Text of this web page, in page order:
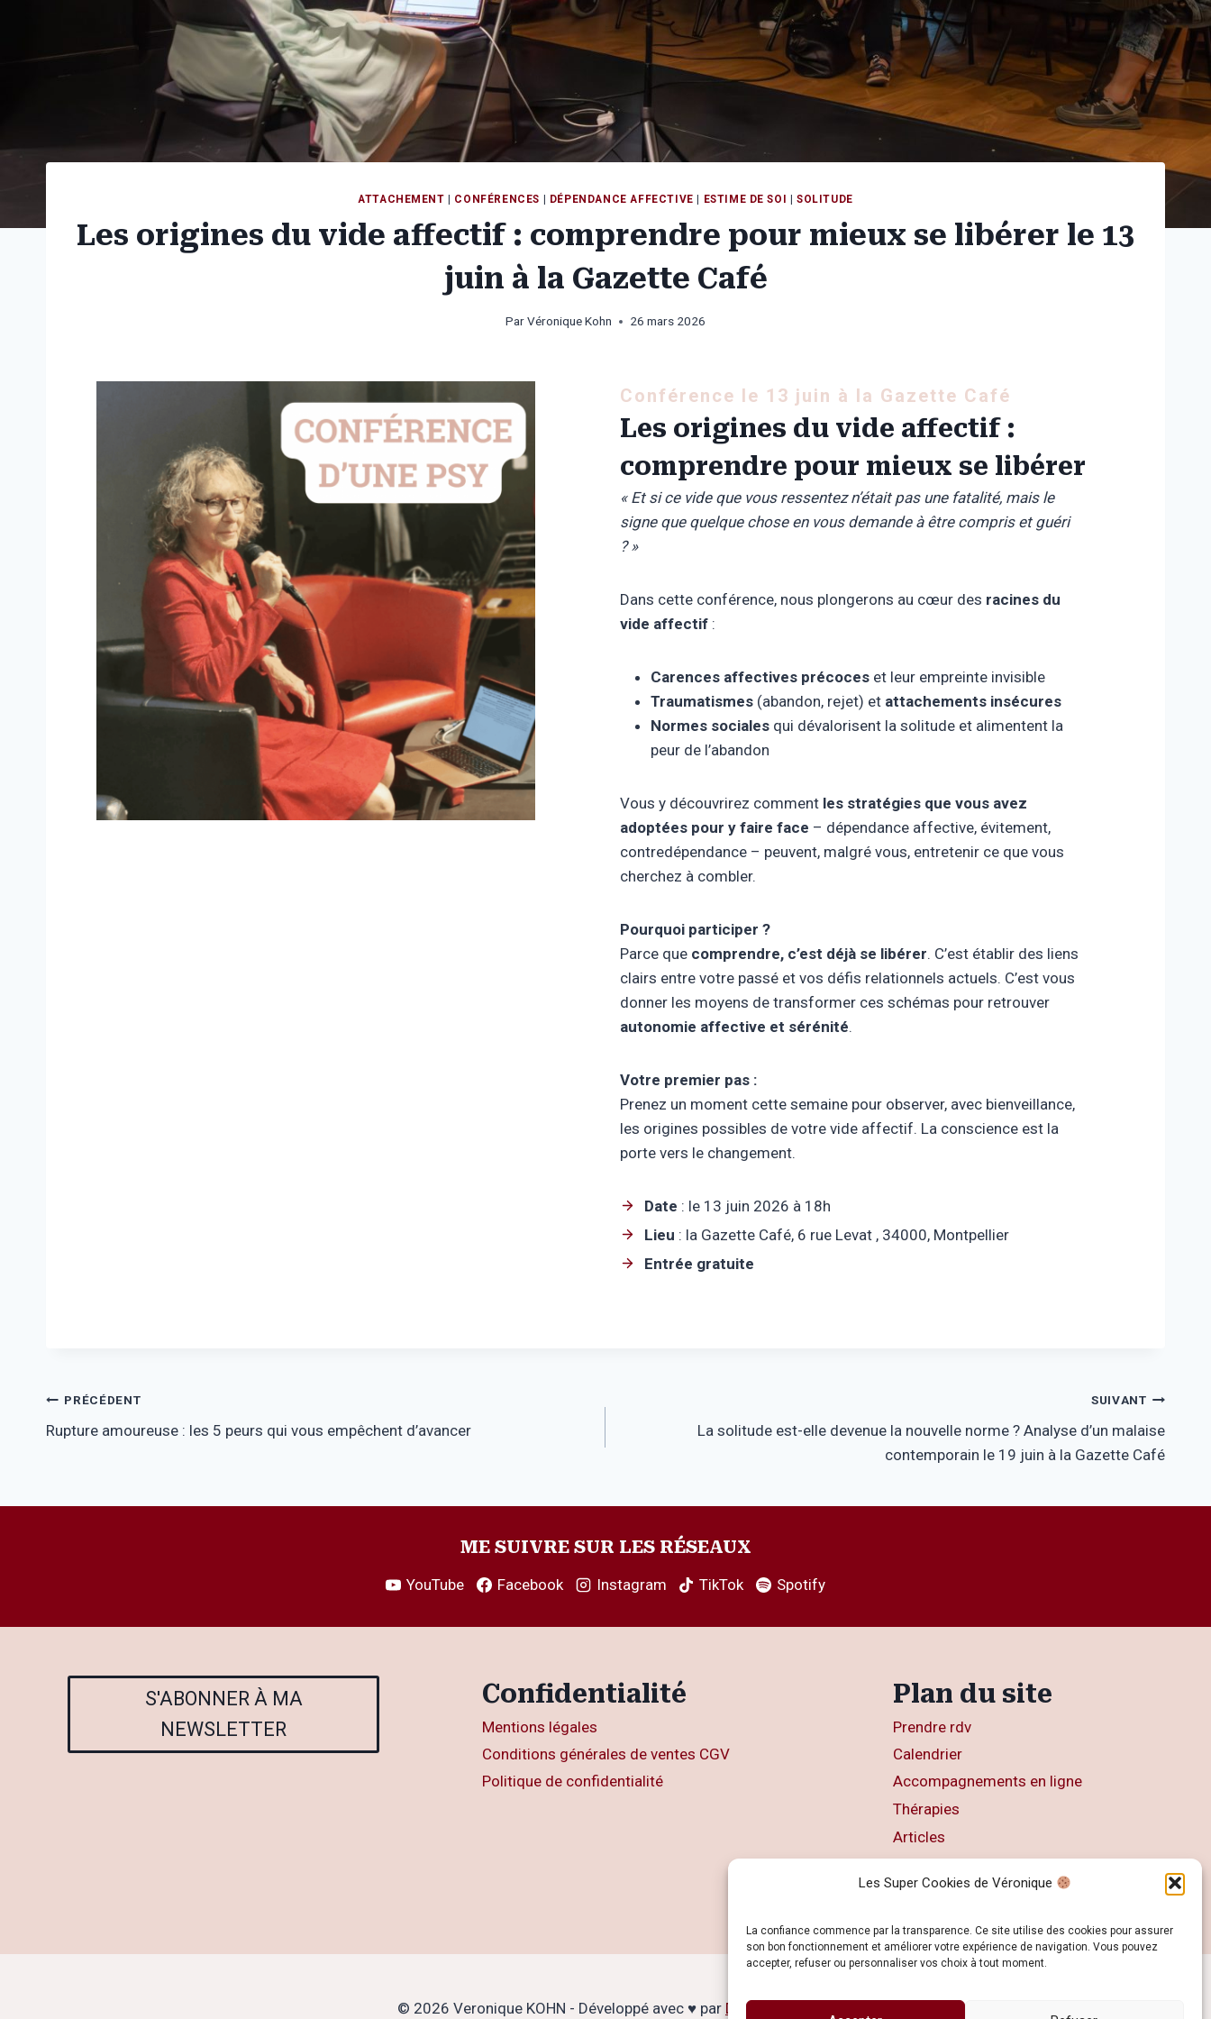
Les Super Cookies de Véronique
La confiance commence par la transparence. Ce site utilise des cookies pour assurer
son bon fonctionnement et améliorer votre expérience de navigation. Vous pouvez
accepter, refuser ou personnaliser vos choix à tout moment.
ATTACHEMENT CONFÉRENCES DÉPENDANCE AFFECTIVE ESTIME DE SOI |SOLITUDE
Les origines du vide affectif : comprendre pour mieux se libérer le 13
juin à la Gazette Café
ParVéronique Kohn 26 mars 2026
Conférence le 13 juin à la Gazette Café
Les origines du vide affectif :
comprendre pour mieux se libérer
« Et si ce vide que vous ressentez n’était pas une fatalité, mais le
signe que quelque chose en vous demande à être compris et guéri
? »
Dans cette conférence, nous plongerons au cœur des racines du
vide affectif :
Carences affectives précoces et leur empreinte invisible
Traumatismes (abandon, rejet) et attachements insécures
Normes sociales qui dévalorisent la solitude et alimentent la
peur de l’abandon
Vous y découvrirez comment les stratégies que vous avez
adoptées pour y faire face – dépendance affective, évitement,
contredépendance – peuvent, malgré vous, entretenir ce que vous
cherchez à combler.
Pourquoi participer ?
Parce que comprendre, c’est déjà se libérer. C’est établir des liens
clairs entre votre passé et vos défis relationnels actuels. C’est vous
donner les moyens de transformer ces schémas pour retrouver
autonomie affective et sérénité.
Votre premier pas :
Prenez un moment cette semaine pour observer, avec bienveillance,
les origines possibles de votre vide affectif. La conscience est la
porte vers le changement.
Date : le 13 juin 2026 à 18h
Lieu : la Gazette Café, 6 rue Levat , 34000, Montpellier
Entrée gratuite
Navigation
de
PRÉCÉDENT
Rupture amoureuse : les 5 peurs qui vous empêchent d’avancer
SUIVANT
La solitude est-elle devenue la nouvelle norme ? Analyse d’un malaise
contemporain le 19 juin à la Gazette Café
ME SUIVRE SUR LES RÉSEAUX
YouTube Facebook Instagram TikTok Spotify
S'ABONNER À MA
NEWSLETTER
Confidentialité
Mentions légales
Conditions générales de ventes CGV
Politique de confidentialité
Plan du site
Prendre rdv
Calendrier
Accompagnements en ligne
Thérapies
Articles
Livres
Contact
© 2026 Veronique KOHN - Développé avec ♥ par Dimitri KOHN